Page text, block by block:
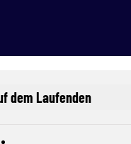
dem Laufenden